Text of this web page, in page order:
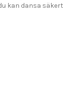
kan dansa säkert